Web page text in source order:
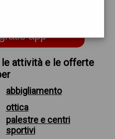
app
le attività e le offerte
abbigliamento
ottica
palestre e centri
sportivi